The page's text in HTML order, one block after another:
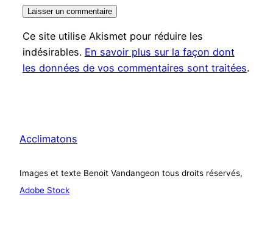
Ce site utilise Akismet pour réduire les
indésirables. En savoir plus sur la façon dont
les données de vos commentaires sont traitées.
Acclimatons
Images et texte Benoit Vandangeon tous droits réservés,
Adobe Stock